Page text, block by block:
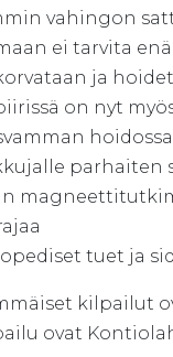
vahingon
ei tarvita
ja
on nyt
parhaiten
tuet ja
kilpailut
ovat